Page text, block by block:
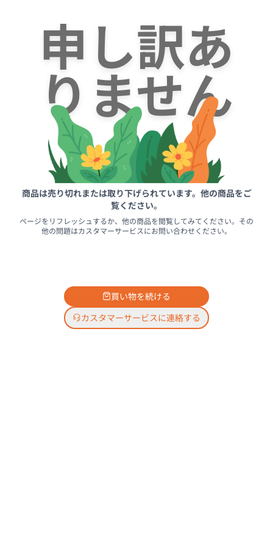
申し訳あ
りません
商品は売り切れまたは取り下げられています。他の商品をご
覧ください。
ページをリフレッシュするか、他の商品を閲覧してみてください。その
他の問題はカスタマーサービスにお問い合わせください。
買い物を続ける
カスタマーサービスに連絡する